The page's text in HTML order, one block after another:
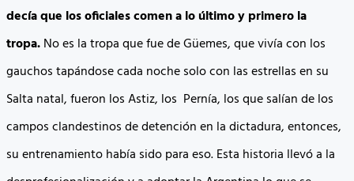
decía que los oficiales comen a lo último y primero la
tropa.No es la tropa que fue de Güemes, que vivía con los
gauchos tapándose cada noche solo con las estrellas en su
Salta natal, fueron los Astiz, los Pernía, los que salían de los
campos clandestinos de detención en la dictadura, entonces,
su entrenamiento había sido para eso. Esta historia llevó a la